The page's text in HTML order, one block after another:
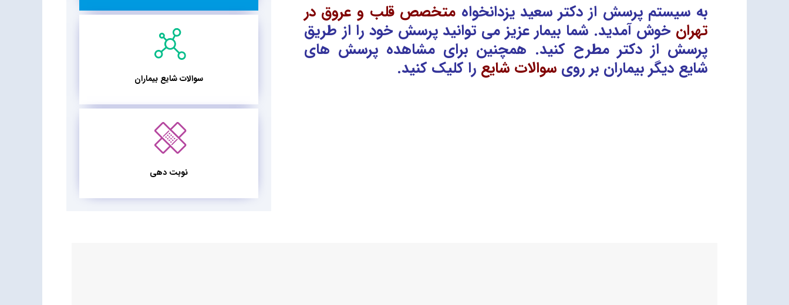
به سیستم پرسش از دکتر سعید یزدانخواه متخصص قلب و عروق در
تهران خوش آمدید. شما بیمار عزیز می توانید پرسش خود را از طریق
پرسش از دکتر مطرح کنید. همچنین برای مشاهده پرسش های
شایع دیگر بیماران بر روی سوالات شایع را کلیک کنید. سوالات شایع بیماران
نوبت دهی